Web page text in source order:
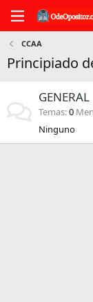
CCAA
Principiado
GENERAL
Temas 0
Ninguno